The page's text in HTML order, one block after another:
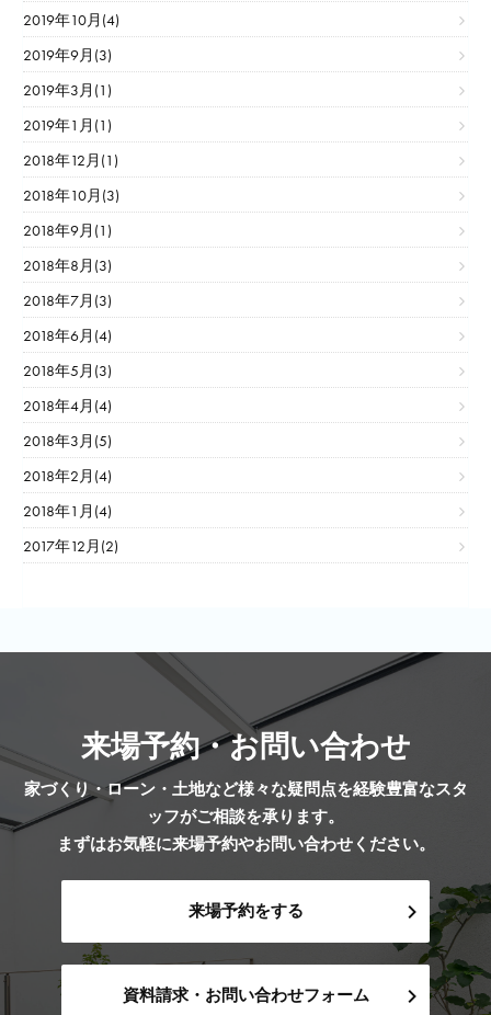
2019年10月(4)
2019年9月(3)
2019年3月(1)
2019年1月(1)
2018年12月(1)
2018年10月(3)
2018年9月(1)
2018年8月(3)
2018年7月(3)
2018年6月(4)
2018年5月(3)
2018年4月(4)
2018年3月(5)
2018年2月(4)
2018年1月(4)
2017年12月(2)
来場予約・お問い合わせ
家づくり・ローン・土地など様々な疑問点を経験豊富なスタ
ッフがご相談を承ります。
まずはお気軽に来場予約やお問い合わせください。
来場予約をする
資料請求・お問い合わせフォーム